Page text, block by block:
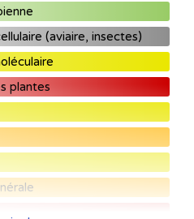
(aviaire, insectes)
plantes